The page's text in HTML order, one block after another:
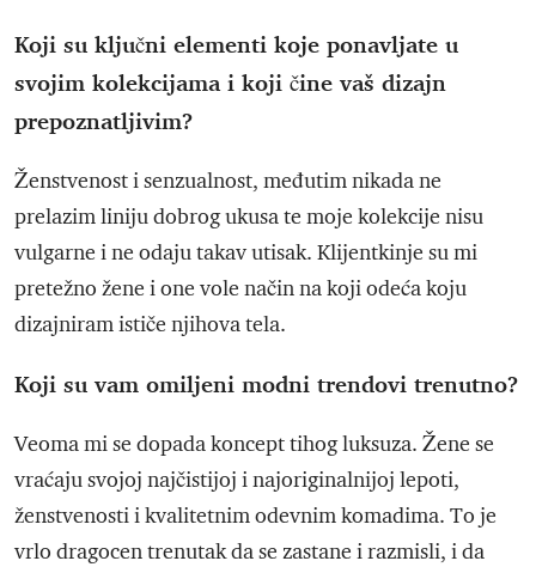
Koji su ključni elementi koje ponavljate u
svojim kolekcijama i koji čine vaš dizajn
prepoznatljivim?
Ženstvenost i senzualnost, međutim nikada ne
prelazim liniju dobrog ukusa te moje kolekcije nisu
vulgarne i ne odaju takav utisak. Klijentkinje su mi
pretežno žene i one vole način na koji odeća koju
dizajniram ističe njihova tela.
Koji su vam omiljeni modni trendovi trenutno?
Veoma mi se dopada koncept tihog luksuza. Žene se
vraćaju svojoj najčistijoj i najoriginalnijoj lepoti,
ženstvenosti i kvalitetnim odevnim komadima. To je
vrlo dragocen trenutak da se zastane i razmisli, i da